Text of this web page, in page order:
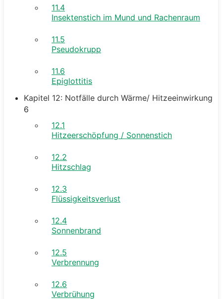
11.4
Insektenstich im Mund und Rachenraum
11.5
Pseudokrupp
11.6
Epiglottitis
Kapitel 12: Notfälle durch Wärme/ Hitzeeinwirkung
6
12.1
Hitzeerschöpfung / Sonnenstich
12.2
Hitzschlag
12.3
Flüssigkeitsverlust
12.4
Sonnenbrand
12.5
Verbrennung
12.6
Verbrühung